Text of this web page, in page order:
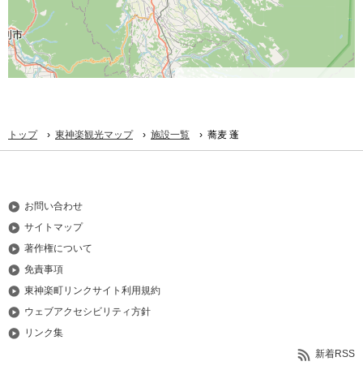
トップ › 東神楽観光マップ › 施設一覧 › 蕎麦 蓬
お問い合わせ
サイトマップ
著作権について
免責事項
東神楽町リンクサイト利用規約
ウェブアクセシビリティ方針
リンク集
新着RSS